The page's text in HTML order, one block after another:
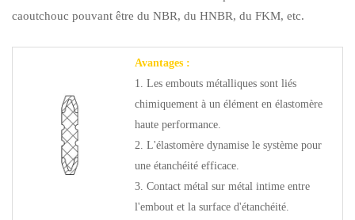
caoutchouc pouvant être du NBR, du HNBR, du FKM, etc.
Avantages :
1. Les embouts métalliques sont liés
chimiquement à un élément en élastomère
haute performance.
2. L'élastomère dynamise le système pour
une étanchéité efficace.
3. Contact métal sur métal intime entre
l'embout et la surface d'étanchéité.